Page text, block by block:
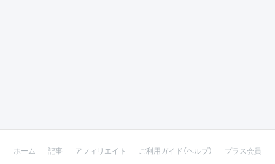
ホーム 記事 アフィリエイト ご利用ガイド（ヘルプ） プラス会員